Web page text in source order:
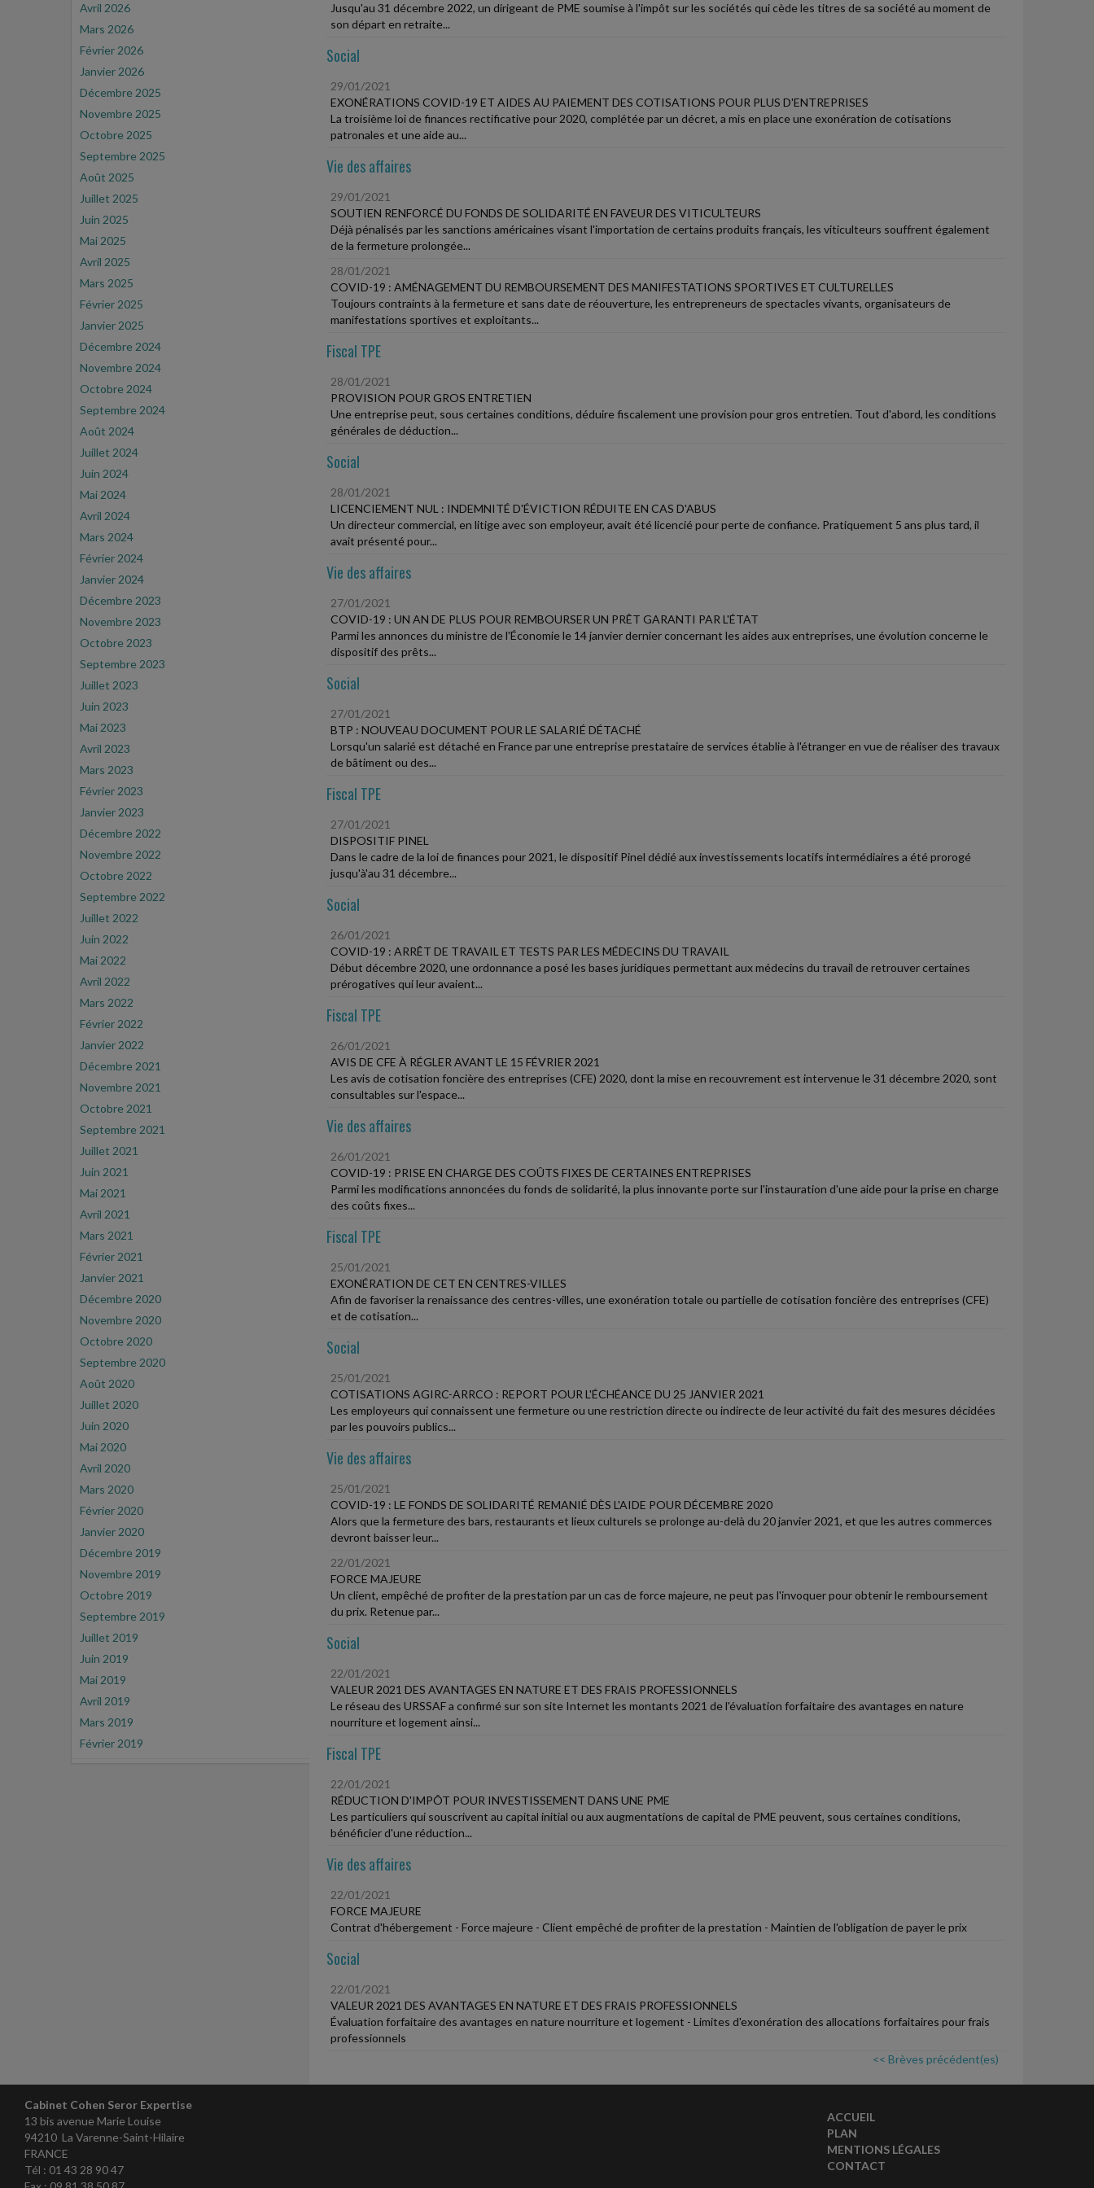
Avril 2026
Mars 2026
Février 2026
Janvier 2026
Décembre 2025
Novembre 2025
Octobre 2025
Septembre 2025
Août 2025
Juillet 2025
Juin 2025
Mai 2025
Avril 2025
Mars 2025
Février 2025
Janvier 2025
Décembre 2024
Novembre 2024
Octobre 2024
Septembre 2024
Août 2024
Juillet 2024
Juin 2024
Mai 2024
Avril 2024
Mars 2024
Février 2024
Janvier 2024
Décembre 2023
Novembre 2023
Octobre 2023
Septembre 2023
Juillet 2023
Juin 2023
Mai 2023
Avril 2023
Mars 2023
Février 2023
Janvier 2023
Décembre 2022
Novembre 2022
Octobre 2022
Septembre 2022
Juillet 2022
Juin 2022
Mai 2022
Avril 2022
Mars 2022
Février 2022
Janvier 2022
Décembre 2021
Novembre 2021
Octobre 2021
Septembre 2021
Juillet 2021
Juin 2021
Mai 2021
Avril 2021
Mars 2021
Février 2021
Janvier 2021
Décembre 2020
Novembre 2020
Octobre 2020
Septembre 2020
Août 2020
Juillet 2020
Juin 2020
Mai 2020
Avril 2020
Mars 2020
Février 2020
Janvier 2020
Décembre 2019
Novembre 2019
Octobre 2019
Septembre 2019
Juillet 2019
Juin 2019
Mai 2019
Avril 2019
Mars 2019
Février 2019
Jusqu'au 31 décembre 2022, un dirigeant de PME soumise à l'impôt sur les sociétés qui cède les titres de sa société au moment de
son départ en retraite...
Social
29/01/2021
EXONÉRATIONS COVID-19 ET AIDES AU PAIEMENT DES COTISATIONS POUR PLUS D'ENTREPRISES
La troisième loi de finances rectificative pour 2020, complétée par un décret, a mis en place une exonération de cotisations
patronales et une aide au...
Vie des affaires
29/01/2021
SOUTIEN RENFORCÉ DU FONDS DE SOLIDARITÉ EN FAVEUR DES VITICULTEURS
Déjà pénalisés par les sanctions américaines visant l'importation de certains produits français, les viticulteurs souffrent également
de la fermeture prolongée...
28/01/2021
COVID-19 : AMÉNAGEMENT DU REMBOURSEMENT DES MANIFESTATIONS SPORTIVES ET CULTURELLES
Toujours contraints à la fermeture et sans date de réouverture, les entrepreneurs de spectacles vivants, organisateurs de
manifestations sportives et exploitants...
Fiscal TPE
28/01/2021
PROVISION POUR GROS ENTRETIEN
Une entreprise peut, sous certaines conditions, déduire fiscalement une provision pour gros entretien. Tout d'abord, les conditions
générales de déduction...
Social
28/01/2021
LICENCIEMENT NUL : INDEMNITÉ D'ÉVICTION RÉDUITE EN CAS D'ABUS
Un directeur commercial, en litige avec son employeur, avait été licencié pour perte de confiance. Pratiquement 5 ans plus tard, il
avait présenté pour...
Vie des affaires
27/01/2021
COVID-19 : UN AN DE PLUS POUR REMBOURSER UN PRÊT GARANTI PAR L'ÉTAT
Parmi les annonces du ministre de l'Économie le 14 janvier dernier concernant les aides aux entreprises, une évolution concerne le
dispositif des prêts...
Social
27/01/2021
BTP : NOUVEAU DOCUMENT POUR LE SALARIÉ DÉTACHÉ
Lorsqu'un salarié est détaché en France par une entreprise prestataire de services établie à l'étranger en vue de réaliser des travaux
de bâtiment ou des...
Fiscal TPE
27/01/2021
DISPOSITIF PINEL
Dans le cadre de la loi de finances pour 2021, le dispositif Pinel dédié aux investissements locatifs intermédiaires a été prorogé
jusqu'à'au 31 décembre...
Social
26/01/2021
COVID-19 : ARRÊT DE TRAVAIL ET TESTS PAR LES MÉDECINS DU TRAVAIL
Début décembre 2020, une ordonnance a posé les bases juridiques permettant aux médecins du travail de retrouver certaines
prérogatives qui leur avaient...
Fiscal TPE
26/01/2021
AVIS DE CFE À RÉGLER AVANT LE 15 FÉVRIER 2021
Les avis de cotisation foncière des entreprises (CFE) 2020, dont la mise en recouvrement est intervenue le 31 décembre 2020, sont
consultables sur l'espace...
Vie des affaires
26/01/2021
COVID-19 : PRISE EN CHARGE DES COÛTS FIXES DE CERTAINES ENTREPRISES
Parmi les modifications annoncées du fonds de solidarité, la plus innovante porte sur l'instauration d'une aide pour la prise en charge
des coûts fixes...
Fiscal TPE
25/01/2021
EXONÉRATION DE CET EN CENTRES-VILLES
Afin de favoriser la renaissance des centres-villes, une exonération totale ou partielle de cotisation foncière des entreprises (CFE)
et de cotisation...
Social
25/01/2021
COTISATIONS AGIRC-ARRCO : REPORT POUR L'ÉCHÉANCE DU 25 JANVIER 2021
Les employeurs qui connaissent une fermeture ou une restriction directe ou indirecte de leur activité du fait des mesures décidées
par les pouvoirs publics...
Vie des affaires
25/01/2021
COVID-19 : LE FONDS DE SOLIDARITÉ REMANIÉ DÈS L'AIDE POUR DÉCEMBRE 2020
Alors que la fermeture des bars, restaurants et lieux culturels se prolonge au-delà du 20 janvier 2021, et que les autres commerces
devront baisser leur...
22/01/2021
FORCE MAJEURE
Un client, empêché de profiter de la prestation par un cas de force majeure, ne peut pas l'invoquer pour obtenir le remboursement
du prix. Retenue par...
Social
22/01/2021
VALEUR 2021 DES AVANTAGES EN NATURE ET DES FRAIS PROFESSIONNELS
Le réseau des URSSAF a confirmé sur son site Internet les montants 2021 de l'évaluation forfaitaire des avantages en nature
nourriture et logement ainsi...
Fiscal TPE
22/01/2021
RÉDUCTION D'IMPÔT POUR INVESTISSEMENT DANS UNE PME
Les particuliers qui souscrivent au capital initial ou aux augmentations de capital de PME peuvent, sous certaines conditions,
bénéficier d'une réduction...
Vie des affaires
22/01/2021
FORCE MAJEURE
Contrat d'hébergement - Force majeure - Client empêché de profiter de la prestation - Maintien de l'obligation de payer le prix
Social
22/01/2021
VALEUR 2021 DES AVANTAGES EN NATURE ET DES FRAIS PROFESSIONNELS
Évaluation forfaitaire des avantages en nature nourriture et logement - Limites d'exonération des allocations forfaitaires pour frais
professionnels
<< Brèves précédent(es)
Cabinet Cohen Seror Expertise
13 bis avenue Marie Louise
94210 La Varenne-Saint-Hilaire
FRANCE
Tél : 01 43 28 90 47
ACCUEIL
PLAN
MENTIONS LÉGALES
CONTACT